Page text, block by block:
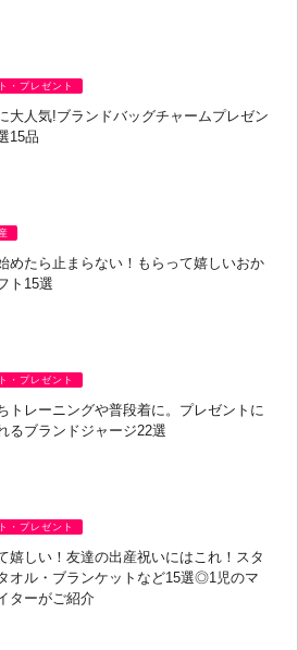
・プレゼント
大人気!ブランドバッグチャームプレゼン
15品
めたら止まらない！もらって嬉しいおか
ト15選
・プレゼント
トレーニングや普段着に。プレゼントに
るブランドジャージ22選
・プレゼント
嬉しい！友達の出産祝いにはこれ！スタ
オル・ブランケットなど15選◎1児のマ
ターがご紹介